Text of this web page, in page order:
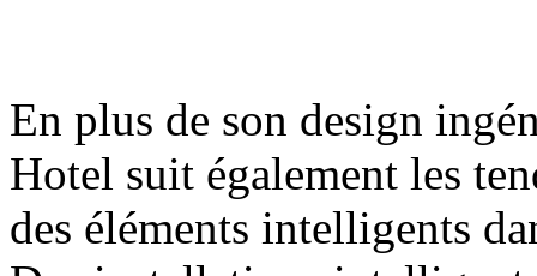
En plus de son design
Hotel suit également les
des éléments intelligents